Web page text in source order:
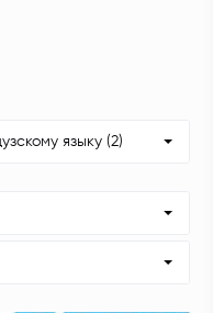
языку (2)